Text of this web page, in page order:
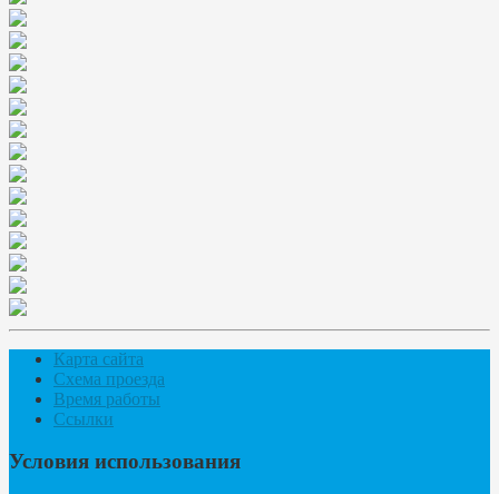
Карта сайта
Схема проезда
Время работы
Ссылки
Условия использования